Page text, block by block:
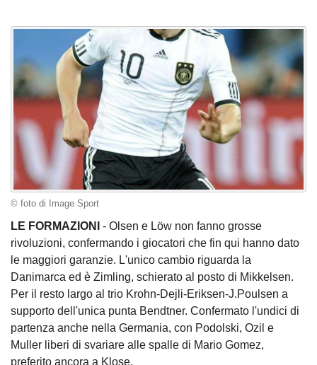
© foto di Image Sport
LE FORMAZIONI - Olsen e Löw non fanno grosse
rivoluzioni, confermando i giocatori che fin qui hanno dato
le maggiori garanzie. L'unico cambio riguarda la
Danimarca ed è Zimling, schierato al posto di Mikkelsen.
Per il resto largo al trio Krohn-Dejli-Eriksen-J.Poulsen a
supporto dell'unica punta Bendtner. Confermato l'undici di
partenza anche nella Germania, con Podolski, Ozil e
Muller liberi di svariare alle spalle di Mario Gomez,
preferito ancora a Klose.